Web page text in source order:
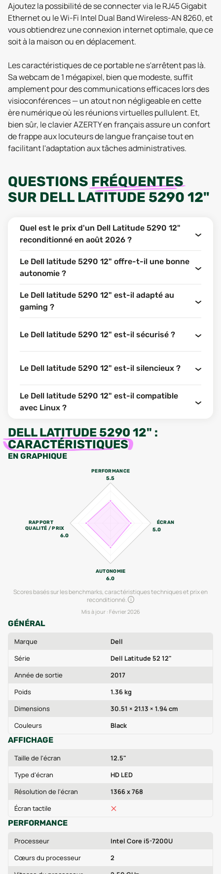
Ajoutez la possibilité de se connecter via le RJ45 Gigabit
Ethernet ou le Wi-Fi Intel Dual Band Wireless-AN 8260, et
vous obtiendrez une connexion internet optimale, que ce
soit à la maison ou en déplacement.
Les caractéristiques de ce portable ne s'arrêtent pas là.
Sa webcam de 1 mégapixel, bien que modeste, suffit
amplement pour des communications efficaces lors des
visioconférences — un atout non négligeable en cette
ère numérique où les réunions virtuelles pullulent. Et,
bien sûr, le clavier AZERTY en français assure un confort
de frappe aux locuteurs de langue française tout en
facilitant l'adaptation aux tâches administratives.
QUESTIONS FRÉQUENTES
SUR DELL LATITUDE 5290 12"
Quel est le prix d'un Dell Latitude 5290 12"
reconditionné en août 2026 ?
Le Dell latitude 5290 12" offre-t-il une bonne
autonomie ?
Le Dell latitude 5290 12" est-il adapté au
gaming ?
Le Dell latitude 5290 12" est-il sécurisé ?
Le Dell latitude 5290 12" est-il silencieux ?
Le Dell latitude 5290 12" est-il compatible
avec Linux ?
DELL LATITUDE 5290 12" :
CARACTÉRISTIQUES
EN GRAPHIQUE
PERFORMANCE
5.5
ÉCRAN
5.0
AUTONOMIE
6.0
RAPPORT
QUALITÉ / PRIX
6.0
Scores basés sur les benchmarks, caractéristiques techniques et prix en
reconditionné.
Mis à jour : Février 2026
GÉNÉRAL
Marque
Dell
Série
Dell Latitude 52 12"
Année de sortie
2017
Poids
1.36 kg
Dimensions
30.51 × 21.13 × 1.94 cm
Couleurs
Black
AFFICHAGE
Taille de l'écran
12.5"
Type d'écran
HD LED
Résolution de l'écran
1366 x 768
Écran tactile
PERFORMANCE
Processeur
Intel Core i5-7200U
Cœurs du processeur
2